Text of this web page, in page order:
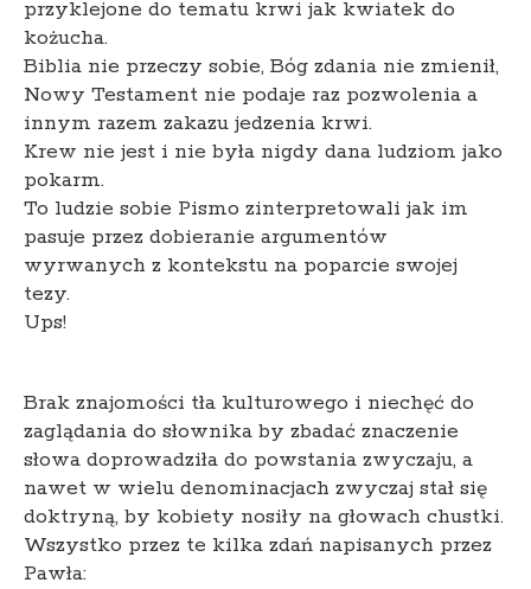
przyklejone do tematu krwi jak kwiatek do
kożucha.
Biblia nie przeczy sobie, Bóg zdania nie zmienił,
Nowy Testament nie podaje raz pozwolenia a
innym razem zakazu jedzenia krwi.
Krew nie jest i nie była nigdy dana ludziom jako
pokarm.
To ludzie sobie Pismo zinterpretowali jak im
pasuje przez dobieranie argumentów
wyrwanych z kontekstu na poparcie swojej
tezy.
Ups!
Brak znajomości tła kulturowego i niechęć do
zaglądania do słownika by zbadać znaczenie
słowa doprowadziła do powstania zwyczaju, a
nawet w wielu denominacjach zwyczaj stał się
doktryną, by kobiety nosiły na głowach chustki.
Wszystko przez te kilka zdań napisanych przez
Pawła: